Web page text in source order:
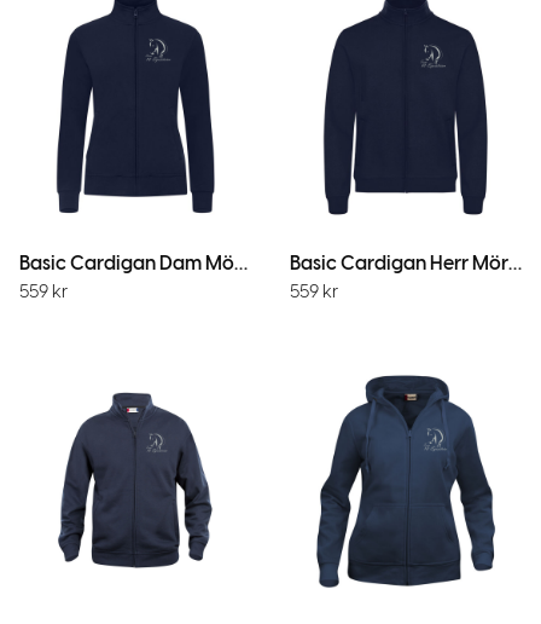
Basic Cardigan Dam Mörk Marin
559 kr
Basic Cardigan Herr Mörk Marin
559 kr